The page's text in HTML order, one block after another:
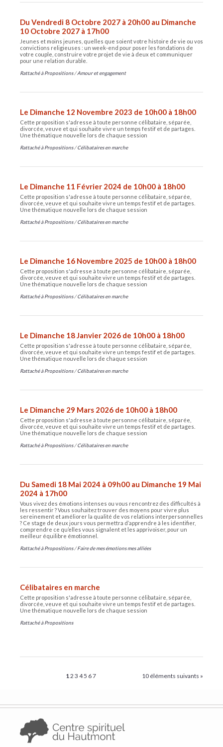
Du Vendredi 8 Octobre 2027 à 20h00 au Dimanche
10 Octobre 2027 à 17h00
Jeunes et moins jeunes, quelles que soient votre histoire de vie ou vos
convictions religieuses : un week-end pour poser les fondations de
votre couple, construire votre projet de vie à deux et communiquer
pour une relation durable.
Rattaché à Propositions /Amour et engagement
Le Dimanche 12 Novembre 2023 de 10h00 à 18h00
Cette proposition s'adresse à toute personne célibataire, séparée,
divorcée, veuve et qui souhaite vivre un temps festif et de partages.
Une thématique nouvelle lors de chaque session
Rattaché à Propositions /Célibataires en marche
Le Dimanche 11 Février 2024 de 10h00 à 18h00
Cette proposition s'adresse à toute personne célibataire, séparée,
divorcée, veuve et qui souhaite vivre un temps festif et de partages.
Une thématique nouvelle lors de chaque session
Rattaché à Propositions /Célibataires en marche
Le Dimanche 16 Novembre 2025 de 10h00 à 18h00
Cette proposition s'adresse à toute personne célibataire, séparée,
divorcée, veuve et qui souhaite vivre un temps festif et de partages.
Une thématique nouvelle lors de chaque session
Rattaché à Propositions /Célibataires en marche
Le Dimanche 18 Janvier 2026 de 10h00 à 18h00
Cette proposition s'adresse à toute personne célibataire, séparée,
divorcée, veuve et qui souhaite vivre un temps festif et de partages.
Une thématique nouvelle lors de chaque session
Rattaché à Propositions /Célibataires en marche
Le Dimanche 29 Mars 2026 de 10h00 à 18h00
Cette proposition s'adresse à toute personne célibataire, séparée,
divorcée, veuve et qui souhaite vivre un temps festif et de partages.
Une thématique nouvelle lors de chaque session
Rattaché à Propositions /Célibataires en marche
Du Samedi 18 Mai 2024 à 09h00 au Dimanche 19 Mai
2024 à 17h00
Vous vivez des émotions intenses ou vous rencontrez des difficultés à
les ressentir ? Vous souhaitez trouver des moyens pour vivre plus
sereinement et améliorer la qualité de vos relations interpersonnelles
? Ce stage de deux jours vous permettra d’apprendre à les identifier,
comprendre ce qu’elles vous signalent et les apprivoiser, pour un
meilleur équilibre émotionnel.
Rattaché à Propositions /Faire de mes émotions mes alliées
Célibataires en marche
Cette proposition s'adresse à toute personne célibataire, séparée,
divorcée, veuve et qui souhaite vivre un temps festif et de partages.
Une thématique nouvelle lors de chaque session
Rattaché à Propositions
10 éléments suivants »
12 3 45 67